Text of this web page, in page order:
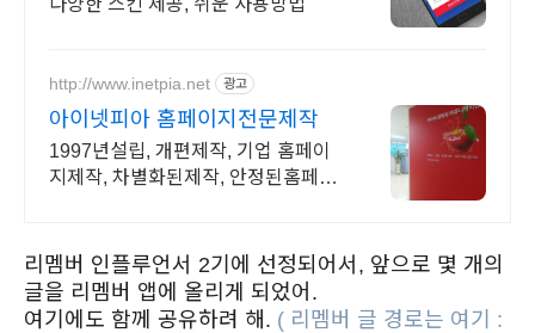
다양한 스킨 제공, 쉬운 사용방법
http://www.inetpia.net 광고
아이넷피아 홈페이지전문제작
1997년설립, 개편제작, 기업 홈페이
지제작, 차별화된제작, 안정된홈페이
리멤버 인플루언서 2기에 선정되어서, 앞으로 몇 개의
글을 리멤버 앱에 올리게 되었어.
여기에도 함께 공유하려 해. ( 리멤버 글 경로는 여기 :